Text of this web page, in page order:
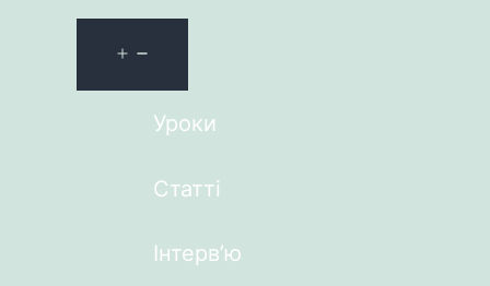
Уроки
Статті
Інтерв’ю